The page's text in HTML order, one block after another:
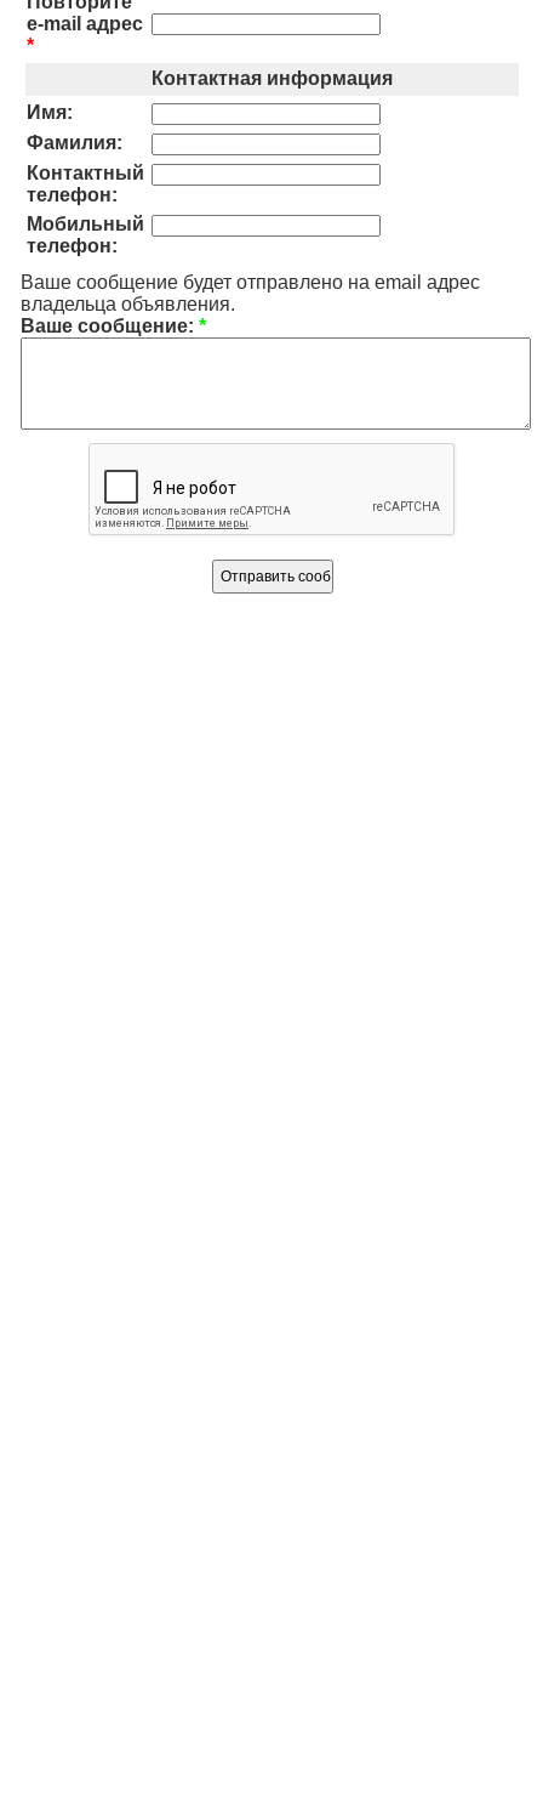
e-mail адрес
*
Контактная информация
Имя:
Фамилия:
Контактный
телефон:
Мобильный
телефон:
Ваше сообщение будет отправлено на email адрес
владельца объявления.
Ваше сообщение: *